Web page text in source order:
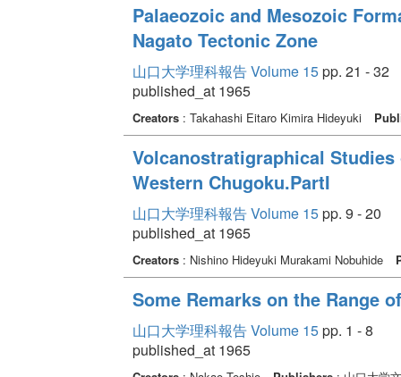
Palaeozoic and Mesozoic
Nagato Tectonic Zone
山口大学理科報告 Volume 15pp. 21 - 32
published_at 1965
Creators: Takahashi Eitaro Kimira Hideyuki
Volcanostratigraphical
Western Chugoku.PartI
山口大学理科報告 Volume 15pp. 9 - 20
published_at 1965
Creators: Nishino Hideyuki Murakami Nobuhide
Some Remarks on the Range
山口大学理科報告 Volume 15pp. 1 - 8
published_at 1965